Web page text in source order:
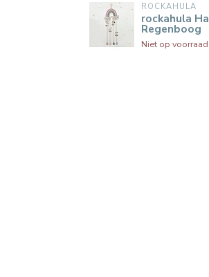
ROCKAHULA
rockahula
Regenboog
Niet op voorraad